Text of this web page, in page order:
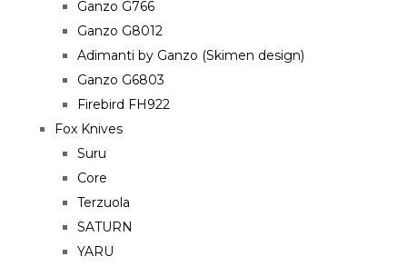
Ganzo G766
Ganzo G8012
Adimanti by Ganzo (Skimen design)
Ganzo G6803
Firebird FH922
Fox Knives
Suru
Core
Terzuola
SATURN
YARU